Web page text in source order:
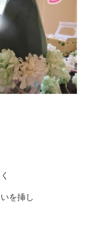
を挿し